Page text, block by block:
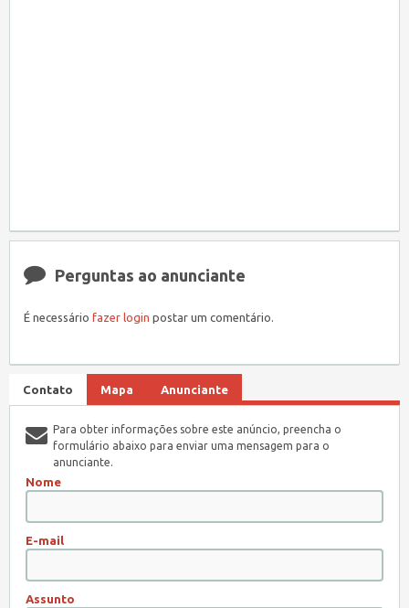
Perguntas ao anunciante
É necessário fazer login postar um comentário.
Contato Mapa Anunciante
Para obter informações sobre este anúncio, preencha o
formulário abaixo para enviar uma mensagem para o
anunciante.
Nome
E-mail
Assunto